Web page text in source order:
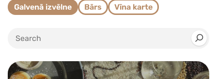
Galvenā izvēlne Bārs Vīna karte